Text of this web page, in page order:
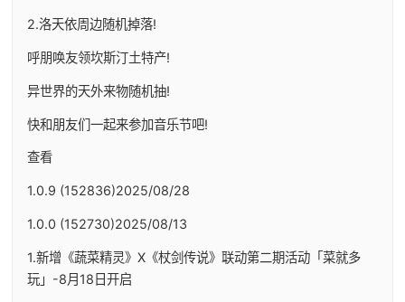
2.洛天依周边随机掉落!
呼朋唤友领坎斯汀土特产!
异世界的天外来物随机抽!
快和朋友们一起来参加音乐节吧!
查看
1.0.9 (152836)2025/08/28
1.0.0 (152730)2025/08/13
1.新增《蔬菜精灵》X《杖剑传说》联动第二期活动「菜就多
玩」-8月18日开启